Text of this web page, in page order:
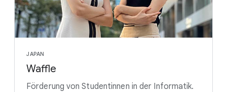
JAPAN
Waffle
Förderung von Studentinnen in der Informatik.